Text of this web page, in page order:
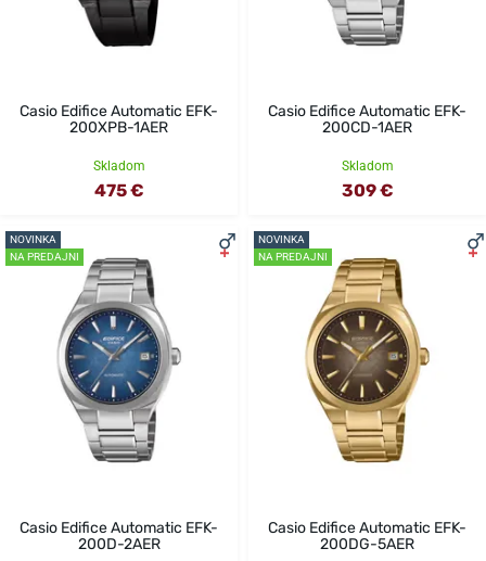
Casio Edifice Automatic EFK-
200XPB-1AER
Skladom
475 €
Casio Edifice Automatic EFK-
200CD-1AER
Skladom
309 €
NOVINKA
NA PREDAJNI
Casio Edifice Automatic EFK-
200D-2AER
NOVINKA
NA PREDAJNI
Casio Edifice Automatic EFK-
200DG-5AER